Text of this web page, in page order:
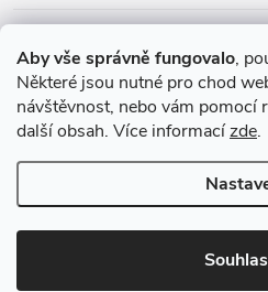
Aby vše správně fungovalo,
Některé jsou nutné pro chod
návštěvnost, nebo vám pomocí
další obsah. Více informacízde.
Instagram
Copyright 2026Relax-postele.cz.
nastavení